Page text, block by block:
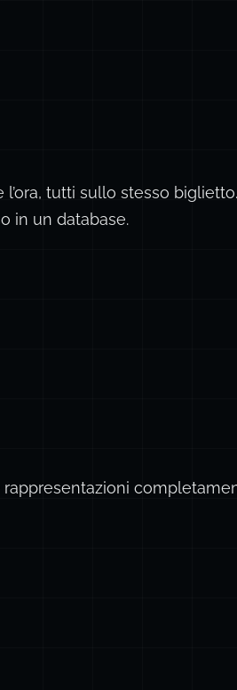
tutti sullo stesso
in un database.
rappresentazioni